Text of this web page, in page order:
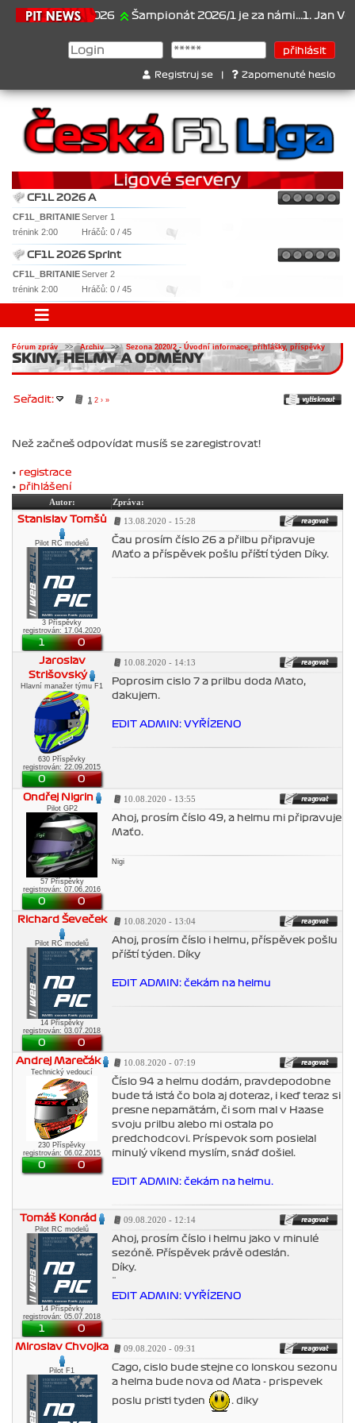
21.6.2026 Šampionát 2026/1 je za námi...1. Jan
Registruj se Zapomenuté heslo
CF1L 2026 A
CF1L_BRITANIEServer 1
trénink 2:00
Hráčů: 0 / 45
CF1L 2026 Sprint
CF1L_BRITANIEServer 2
trénink 2:00
Hráčů: 0 / 45
Fórum zpráv >>Archiv>> Sezona 2020/2 - Úvodní informace, přihlášky, příspěvky
SKINY, HELMY A ODMĚNY
Seřadit: 1 2 › »
Než začneš odpovídat musíš se zaregistrovat!
• registrace
• přihlášení
Autor:
Zpráva:
Stanislav Tomšů
Pilot RC modelů
3 Příspěvky
registrován: 17.04.2020
1 0
13.08.2020 - 15:28
Čau prosím číslo 26 a přilbu připravuje
Maťo a příspěvek pošlu příští týden Díky.
Jaroslav
Strišovský
Hlavní manažer týmu F1
630 Příspěvky
registrován: 22.09.2015
0 0
10.08.2020 - 14:13
Poprosim cislo 7 a prilbu doda Mato,
dakujem.
EDIT ADMIN: VYŘÍZENO
Ondřej Nigrin
Pilot GP2
57 Příspěvky
registrován: 07.06.2016
0 0
10.08.2020 - 13:55
Ahoj, prosím číslo 49, a helmu mi připravuje
Maťo.
Nigi
Richard Ševeček
Pilot RC modelů
14 Příspěvky
registrován: 03.07.2018
0 0
10.08.2020 - 13:04
Ahoj, prosím číslo i helmu, příspěvek pošlu
příští týden. Díky
EDIT ADMIN: čekám na helmu
Andrej Marečák
Technický vedoucí
230 Příspěvky
registrován: 06.02.2015
0 0
10.08.2020 - 07:19
Číslo 94 a helmu dodám, pravdepodobne
bude tá istá čo bola aj doteraz, i keď teraz si
presne nepamätám, či som mal v Haase
svoju prilbu alebo mi ostala po
predchodcovi. Príspevok som posielal
minulý víkend myslím, snáď došiel.
EDIT ADMIN: čekám na helmu.
Tomáš Konrád
Pilot RC modelů
14 Příspěvky
registrován: 05.07.2018
1 0
09.08.2020 - 12:14
Ahoj, prosím číslo i helmu jako v minulé
sezóně. Příspěvek právě odeslán.
Díky.
EDIT ADMIN: VYŘÍZENO
Miroslav Chvojka
Pilot F1
09.08.2020 - 09:31
Cago, cislo bude stejne co lonskou sezonu
a helma bude nova od Maťa - prispevek
poslu pristi tyden
. diky